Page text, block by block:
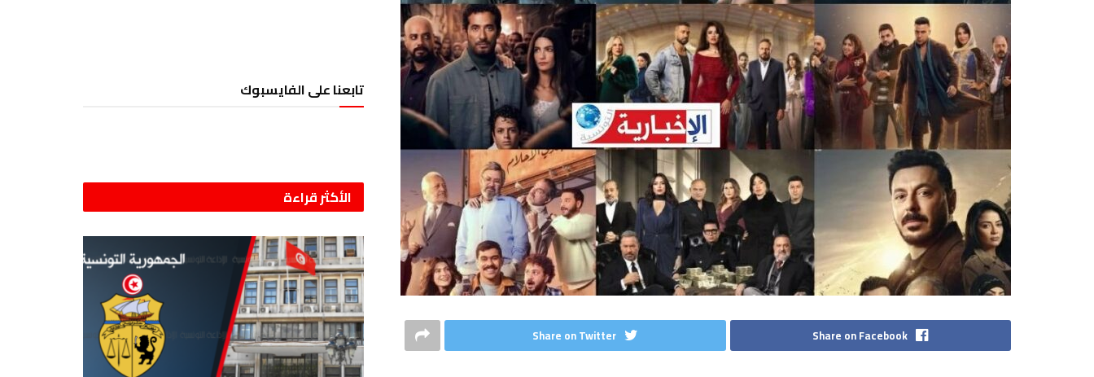
Share on Facebook
Share on Twitter
تابعنا على الفايسبوك
الأكثر قراءة